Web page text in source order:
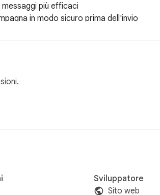
più efficaci
in modo sicuro prima dell'invio
Web, nessuna finestra fluttuante
al sicuro il tuo account.
Sviluppatore
Sito web